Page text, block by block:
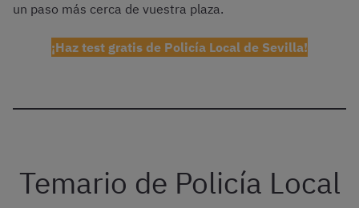
un paso más cerca de vuestra plaza.
¡Haz test gratis de Policía Local de Sevilla!
Temario de Policía Local